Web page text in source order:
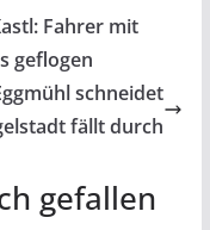
Fahrer mit
geflogen
schneidet
fällt durch
gefallen